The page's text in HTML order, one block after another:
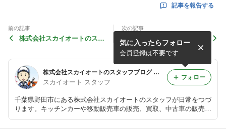
記事を報告する
前の記事
株式会社スカイオートのスタ
次の記事
株式会社スカイオートのスタ
ッフブログ キッチンカー 移
動販売車 販売 買取 中古
株式会社スカイオートのスタッフブログ キッチンカー 移動販売車 販売 買取 中古
スカイオート スタッフ
千葉県野田市にある株式会社スカイオートのスタッフが日常をつづ
ります。キッチンカーや移動販売車の販売、買取、中古車の販売も
行っておりますので在庫情報等も掲載していきます
気に入ったらフォロー
会員登録は不要です
フォロー